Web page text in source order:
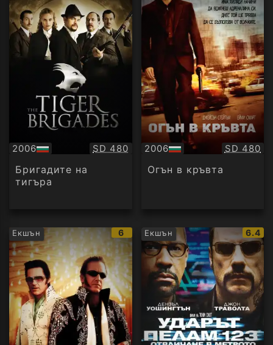
2006
БГ
аудио
Качество:
SD 480
Бригадите на
тигъра
2006
БГ
аудио
SD 480
Огън в кръвта
Екшън
IMDb
рейтинг:
6 Екшън
IMDb
6.4